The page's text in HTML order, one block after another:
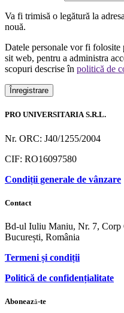
Va fi trimisă o legătură la
nouă.
Datele personale vor fi folosite
sit web, pentru a administra
scopuri descrise în politică de
Înregistrare
PRO UNIVERSITARIA S.R.L.
Nr. ORC: J40/1255/2004
CIF: RO16097580
Condiții generale de vânzare
Contact
Bd-ul Iuliu Maniu, Nr. 7, Corp
București, România
Termeni și condiții
Politică de confidențialitate
Abonează-te